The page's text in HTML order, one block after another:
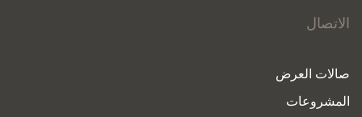
الاتصال
صالات العرض
المشروعات